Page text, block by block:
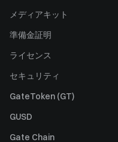
メディアキット
準備金証明
ライセンス
セキュリティ
GateToken (GT)
GUSD
Gate Chain